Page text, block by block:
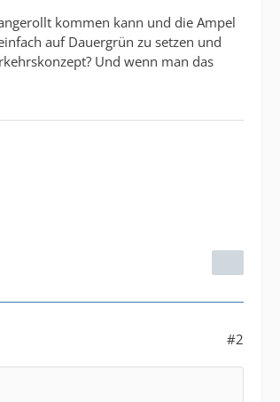
kommen kann und die Ampel
auf Dauergrün zu setzen und
Und wenn man das
#2